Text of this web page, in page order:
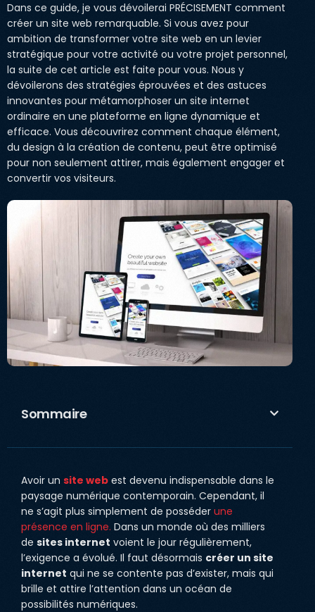
Dans ce guide, je vous dévoilerai PRÉCISEMENT comment
créer un site web remarquable. Si vous avez pour
ambition de transformer votre site web en un levier
stratégique pour votre activité ou votre projet personnel,
la suite de cet article est faite pour vous. Nous y
dévoilerons des stratégies éprouvées et des astuces
innovantes pour métamorphoser un site internet
ordinaire en une plateforme en ligne dynamique et
efficace. Vous découvrirez comment chaque élément,
du design à la création de contenu, peut être optimisé
pour non seulement attirer, mais également engager et
convertir vos visiteurs.
Sommaire
Avoir un site webest devenu indispensable dans le
paysage numérique contemporain. Cependant, il
ne s’agit plus simplement de posséder une
présence en ligne. Dans un monde où des milliers
de sites internet voient le jour régulièrement,
l’exigence a évolué. Il faut désormais créer un site
internet qui ne se contente pas d’exister, mais qui
brille et attire l’attention dans un océan de
possibilités numériques.